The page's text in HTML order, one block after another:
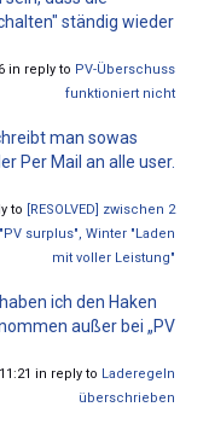
ständig wieder
in reply to PV-Überschuss
funktioniert nicht
man sowas
Per Mail an alle user.
to [RESOLVED] zwischen 2
surplus", Winter "Laden
mit voller Leistung"
ich den Haken
außer bei „PV
in reply to Laderegeln
überschrieben